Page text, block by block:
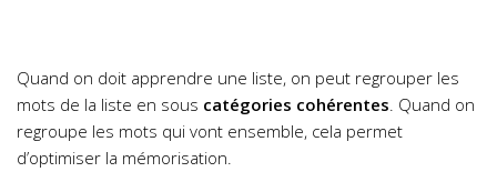
Quand on doit apprendre une liste, on peut regrouper les
mots de la liste en sous catégories cohérentes . Quand on
regroupe les mots qui vont ensemble, cela permet
d’optimiser la mémorisation.